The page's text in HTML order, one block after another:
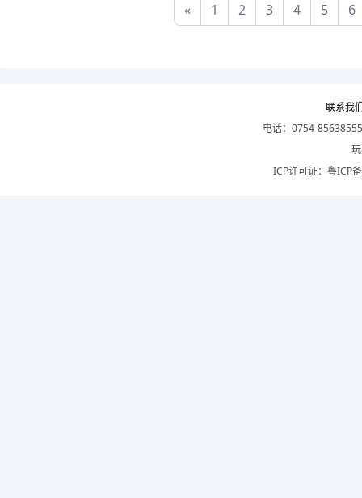
« 1 2 3 4 5 6
联系我
电话：0754-
ICP许可证： 粤ICP